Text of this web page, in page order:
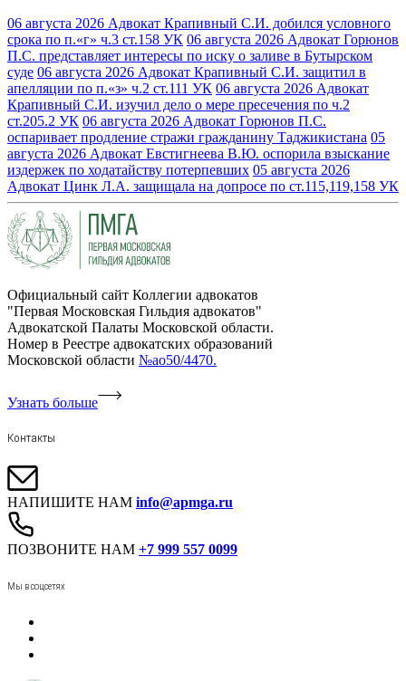
06 августа 2026 Адвокат Крапивный С.И. добился условного
срока по п.«г» ч.3 ст.158 УК 06 августа 2026 Адвокат Горюнов
П.С. представляет интересы по иску о заливе в Бутырском
суде 06 августа 2026 Адвокат Крапивный С.И. защитил в
апелляции по п.«з» ч.2 ст.111 УК 06 августа 2026 Адвокат
Крапивный С.И. изучил дело о мере пресечения по ч.2
ст.205.2 УК 06 августа 2026 Адвокат Горюнов П.С.
оспаривает продление стражи гражданину Таджикистана 05
августа 2026 Адвокат Евстигнеева В.Ю. оспорила взыскание
издержек по ходатайству потерпевших 05 августа 2026
Адвокат Цинк Л.А. защищала на допросе по ст.115,119,158 УК
Официальный сайт Коллегии адвокатов
"Первая Московская Гильдия адвокатов"
Адвокатской Палаты Московской области.
Номер в Реестре адвокатских образований
Московской области №ао50/4470.
Узнать больше
Контакты
НАПИШИТЕ НАМ info@apmga.ru
ПОЗВОНИТЕ НАМ +7 999 557 0099
Мы в соцсетях